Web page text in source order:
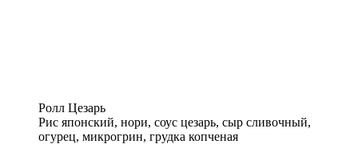
Ролл Цезарь
Рис японский, нори, соус цезарь, сыр сливочный,
огурец, микрогрин, грудка копченая